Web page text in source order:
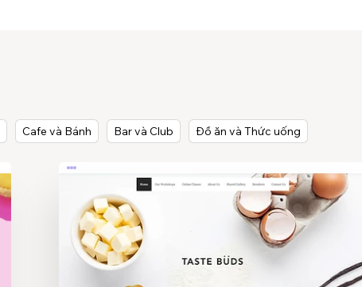
Cafe và Bánh Bar và Club Đồ ăn và Thức uống